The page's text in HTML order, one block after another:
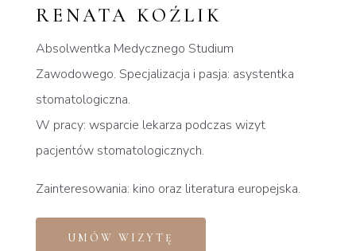
RENATA KOŹLIK
Absolwentka Medycznego Studium
Zawodowego. Specjalizacja i pasja: asystentka
stomatologiczna.
W pracy: wsparcie lekarza podczas wizyt
pacjentów stomatologicznych.
Zainteresowania: kino oraz literatura europejska.
UMÓW WIZYTĘ